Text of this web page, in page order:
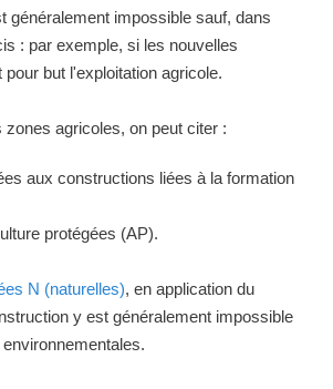
généralement impossible sauf, dans
: par exemple, si les nouvelles
but l'exploitation agricole.
zones agricoles, on peut citer :
aux constructions liées à la formation
protégées (AP).
N (naturelles), en application du
y est généralement impossible